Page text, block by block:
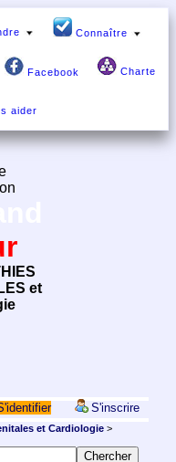
Connaître
Facebook Charte
et
S'inscrire
et Cardiologie>